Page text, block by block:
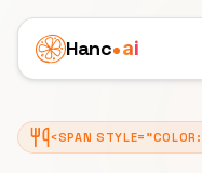
Hanc ai
<SPAN